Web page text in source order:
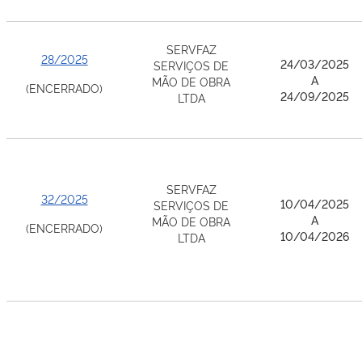
28/2025
(ENCERRADO)
SERVFAZ
SERVIÇOS DE
MÃO DE OBRA
LTDA
24/03/2025
A
24/09/2025
32/2025
(ENCERRADO)
SERVFAZ
SERVIÇOS DE
MÃO DE OBRA
LTDA
10/04/2025
A
10/04/2026